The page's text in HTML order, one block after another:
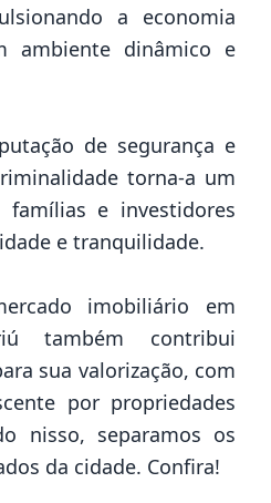
a economia
ambiente dinâmico e
de segurança e
torna-a um
e investidores
e tranquilidade.
imobiliário em
também contribui
sua valorização, com
por propriedades
nisso, separamos os
da cidade. Confira!